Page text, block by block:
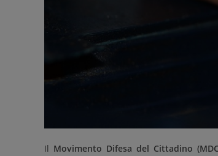
Il Movimento Difesa del Cittadino